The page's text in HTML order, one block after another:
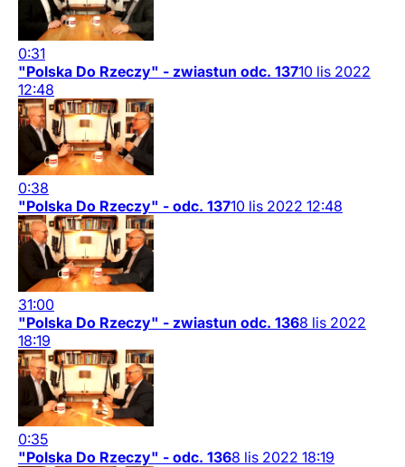
0:31
"Polska Do Rzeczy" - zwiastun odc. 13710 lis 2022
12:48
0:38
"Polska Do Rzeczy" - odc. 13710 lis 2022 12:48
31:00
"Polska Do Rzeczy" - zwiastun odc. 1368 lis 2022
18:19
0:35
"Polska Do Rzeczy" - odc. 1368 lis 2022 18:19